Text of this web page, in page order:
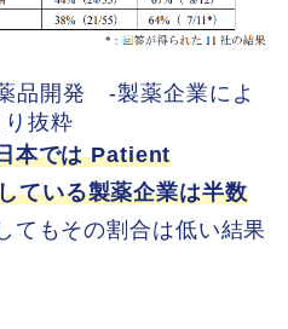
品開発 -製薬企業によ
抜粋
本では Patient
ている製薬企業は半数
てもその割合は低い結果